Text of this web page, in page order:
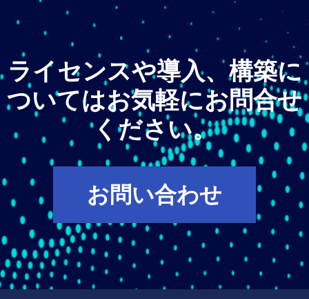
ライセンスや導入、構築に
ついてはお気軽にお問合せ
ください。
お問い合わせ